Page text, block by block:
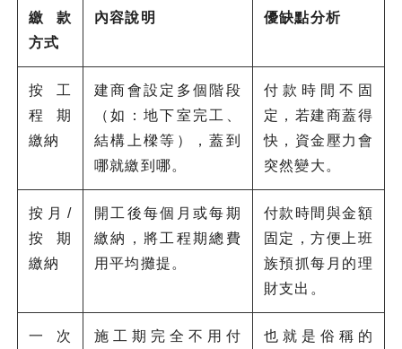
繳款
方式
內容說明 優缺點分析
按工
程期
繳納
建商會設定多個階段
（如：地下室完工、
結構上樑等），蓋到
哪就繳到哪。
付款時間不固
定，若建商蓋得
快，資金壓力會
突然變大。
按月/
按期
繳納
開工後每個月或每期
繳納，將工程期總費
用平均攤提。
付款時間與金額
固定，方便上班
族預抓每月的理
財支出。
一次
施工期完全不用付
也就是俗稱的